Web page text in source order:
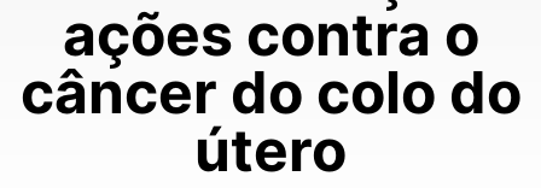
ações contra o
câncer do colo do
útero